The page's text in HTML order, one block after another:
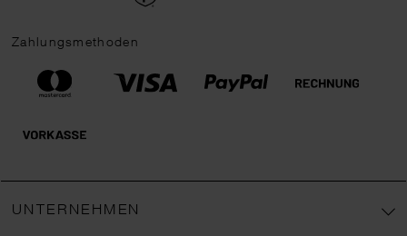
Zahlungsmethoden
UNTERNEHMEN